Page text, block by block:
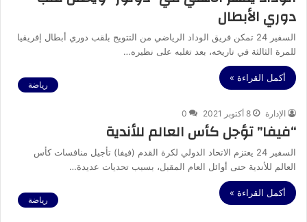
دوري الأبطال
السفير 24 تمكن فريق الوداد الرياضي من التتويج بلقب دوري أبطال إفريقيا
للمرة الثالثة في تاريخه، بعد تغلبه على نظيره…
أكمل القراءة »
رياضة
الإدارة 8 أكتوبر 2021 0
“فيفا” تؤجل كأس العالم للأندية
السفير 24 يعتزم الاتحاد الدولي لكرة القدم (فيفا) تأجيل منافسات كأس
العالم للأندية حتى أوائل العام المقبل، بسبب تحديات عديدة…
أكمل القراءة »
رياضة